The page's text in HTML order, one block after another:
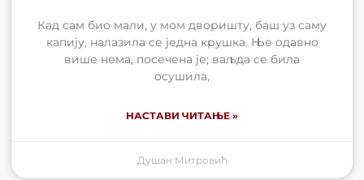
Кад сам био мали, у мом дворишту, баш уз саму
капију, налазила се једна крушка. Ње одавно
више нема, посечена је; ваљда се била
осушила,
НАСТАВИ ЧИТАЊЕ »
Душан Митровић